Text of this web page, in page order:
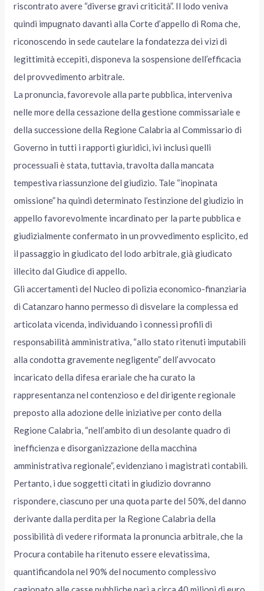
riscontrato avere “diverse gravi criticità”. Il lodo veniva
quindi impugnato davanti alla Corte d’appello di Roma che,
riconoscendo in sede cautelare la fondatezza dei vizi di
legittimità eccepiti, disponeva la sospensione dell’efficacia
del provvedimento arbitrale.
La pronuncia, favorevole alla parte pubblica, interveniva
nelle more della cessazione della gestione commissariale e
della successione della Regione Calabria al Commissario di
Governo in tutti i rapporti giuridici, ivi inclusi quelli
processuali è stata, tuttavia, travolta dalla mancata
tempestiva riassunzione del giudizio. Tale “inopinata
omissione” ha quindi determinato l’estinzione del giudizio in
appello favorevolmente incardinato per la parte pubblica e
giudizialmente confermato in un provvedimento esplicito, ed
il passaggio in giudicato del lodo arbitrale, già giudicato
illecito dal Giudice di appello.
Gli accertamenti del Nucleo di polizia economico-finanziaria
di Catanzaro hanno permesso di disvelare la complessa ed
articolata vicenda, individuando i connessi profili di
responsabilità amministrativa, “allo stato ritenuti imputabili
alla condotta gravemente negligente” dell’avvocato
incaricato della difesa erariale che ha curato la
rappresentanza nel contenzioso e del dirigente regionale
preposto alla adozione delle iniziative per conto della
Regione Calabria, “nell’ambito di un desolante quadro di
inefficienza e disorganizzazione della macchina
amministrativa regionale”, evidenziano i magistrati contabili.
Pertanto, i due soggetti citati in giudizio dovranno
rispondere, ciascuno per una quota parte del 50%, del danno
derivante dalla perdita per la Regione Calabria della
possibilità di vedere riformata la pronuncia arbitrale, che la
Procura contabile ha ritenuto essere elevatissima,
quantificandola nel 90% del nocumento complessivo